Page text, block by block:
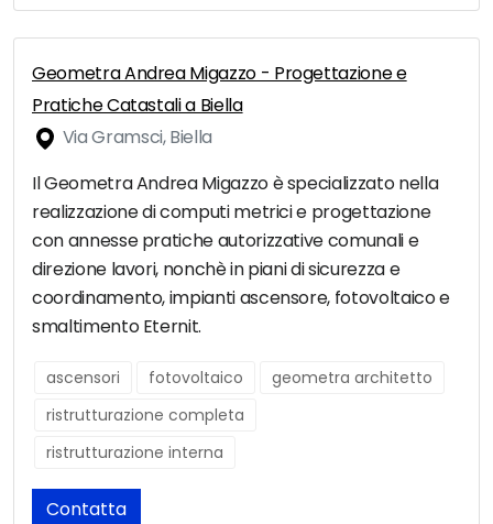
Geometra Andrea Migazzo - Progettazione e
Pratiche Catastali a Biella
Via Gramsci, Biella
Il Geometra Andrea Migazzo è specializzato nella
realizzazione di computi metrici e progettazione
con annesse pratiche autorizzative comunali e
direzione lavori, nonchè in piani di sicurezza e
coordinamento, impianti ascensore, fotovoltaico e
smaltimento Eternit.
ascensori fotovoltaico
geometra architetto
ristrutturazione completa
ristrutturazione interna
Contatta